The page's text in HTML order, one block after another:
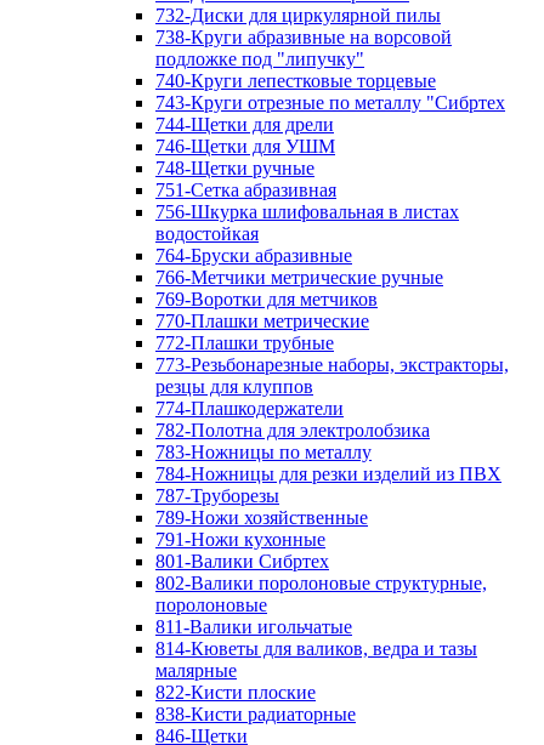
732-Диски для циркулярной пилы
738-Круги абразивные на ворсовой
подложке под "липучку"
740-Круги лепестковые торцевые
743-Круги отрезные по металлу "Сибртех
744-Щетки для дрели
746-Щетки для УШМ
748-Щетки ручные
751-Сетка абразивная
756-Шкурка шлифовальная в листах
водостойкая
764-Бруски абразивные
766-Метчики метрические ручные
769-Воротки для метчиков
770-Плашки метрические
772-Плашки трубные
773-Резьбонарезные наборы, экстракторы,
резцы для клуппов
774-Плашкодержатели
782-Полотна для электролобзика
783-Ножницы по металлу
784-Ножницы для резки изделий из ПВХ
787-Труборезы
789-Ножи хозяйственные
791-Ножи кухонные
801-Валики Сибртех
802-Валики поролоновые структурные,
поролоновые
811-Валики игольчатые
814-Кюветы для валиков, ведра и тазы
малярные
822-Кисти плоские
838-Кисти радиаторные
846-Щетки